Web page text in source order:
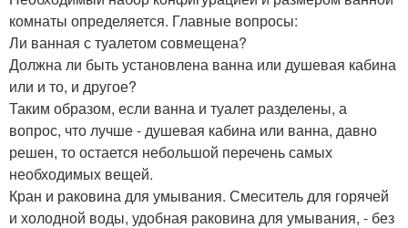
комнаты определяется. Главные вопросы:
Ли ванная с туалетом совмещена?
Должна ли быть установлена ванна или душевая кабина
или и то, и другое?
Таким образом, если ванна и туалет разделены, а
вопрос, что лучше - душевая кабина или ванна, давно
решен, то остается небольшой перечень самых
необходимых вещей.
Кран и раковина для умывания. Смеситель для горячей
и холодной воды, удобная раковина для умывания, - без